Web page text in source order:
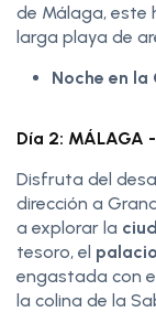
de Málaga, este
larga playa de
Noche en la
Día 2: MÁLAGA
Disfruta del
dirección a
a explorar la
tesoro, el
engastada con
la colina de la